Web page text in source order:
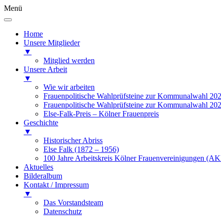
Menü
Home
Unsere Mitglieder
▼
Mitglied werden
Unsere Arbeit
▼
Wie wir arbeiten
Frauenpolitische Wahlprüfsteine zur Kommunalwahl
Frauenpolitische Wahlprüfsteine zur Kommunalwahl
Else-Falk-Preis – Kölner Frauenpreis
Geschichte
▼
Historischer Abriss
Else Falk (1872 – 1956)
100 Jahre Arbeitskreis Kölner Frauenvereinigungen
Aktuelles
Bilderalbum
Kontakt / Impressum
▼
Das Vorstandsteam
Datenschutz